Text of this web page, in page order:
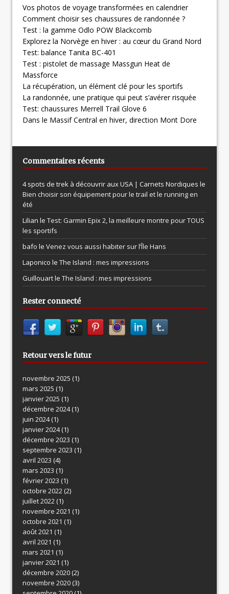
Vos photos de voyage transformées en calendrier
Comment choisir ses chaussures de randonnée ?
Test : la gamme Odlo POW Blackcomb
Explorez la Norvège en hiver : au cœur du Grand Nord
Test: balance Tanita BC-401
Test : pistolet de massage Massgun Heat de
Massforce
La récupération, un élément clé pour les sportifs
La randonnée, une pratique qui peut s’avérer risquée
Test: chaussures Merrell Trail Glove 6
Dans le Massif Central en hiver, direction Mont Dore
Commentaires récents
4 spots de trek à découvrir aux USA | Carnets Nordiques le
Bien choisir son équipement pour le trail et le running en
été
Lilian le Test: Garmin Epix 2, la meilleure montre pour TOUS
les sportifs
bafo le Venez vous aussi habiter sur l’Île Hans
Laponico le The Island : mes impressions
Guillouart le The Island : mes impressions
Rester connecté
Retour vers le futur
novembre 2025 (1)
mars 2025 (1)
janvier 2025 (1)
décembre 2024(1)
juin 2024(1)
janvier 2024(1)
décembre 2023 (1)
septembre 2023 (1)
avril 2023 (4)
mars 2023 (1)
février 2023 (1)
octobre 2022 (2)
juillet 2022 (1)
novembre 2021 (1)
octobre 2021 (1)
août 2021 (1)
avril 2021 (1)
mars 2021 (1)
janvier 2021 (1)
décembre 2020(2)
novembre 2020(3)